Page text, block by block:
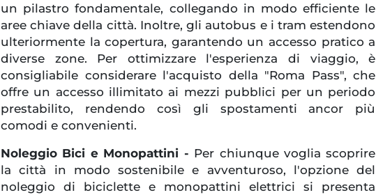
un pilastro fondamentale, collegando in modo efficiente le
aree chiave della città. Inoltre, gli autobus e i tram estendono
ulteriormente la copertura, garantendo un accesso pratico a
diverse zone. Per ottimizzare l'esperienza di viaggio, è
consigliabile considerare l'acquisto della "Roma Pass", che
offre un accesso illimitato ai mezzi pubblici per un periodo
prestabilito, rendendo così gli spostamenti ancor più
comodi e convenienti.
Noleggio Bici e Monopattini - Per chiunque voglia scoprire
la città in modo sostenibile e avventuroso, l'opzione del
noleggio di biciclette e monopattini elettrici si presenta